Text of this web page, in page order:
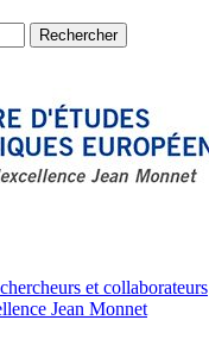
et collaborateurs
Jean Monnet